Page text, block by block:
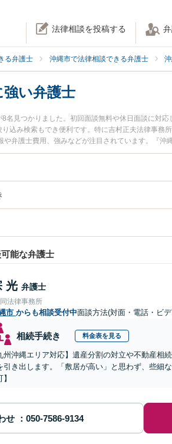
法律相談を投稿する
る弁護士 沖縄市で法律相談できる弁護士
い弁護士
名見つかりました。初回面談無料や休日面談に対
込み検索もでき便利です。特に吉村正夫法律事務
弁護士費用、強みなどが注目されています。『
近くの弁護士を検索したい』『初回相談無料で
能な弁護士
光 弁護士
法律事務所
市 からも相談受付中面談方法(対面・電話・ビ
相続手続き 料金表を見る
州沖縄エリア対応】遺産分割の対立や不動産
引き出します。「敷居が高い」と思わず、些細
せ